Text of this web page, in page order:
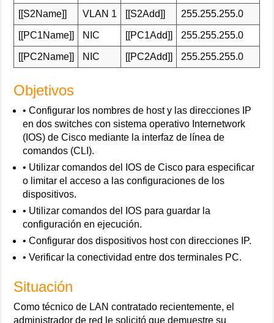
[[S2Name]] VLAN 1 [[S2Add]] 255.255.255.0
[[PC1Name]] NIC [[PC1Add]] 255.255.255.0
[[PC2Name]] NIC [[PC2Add]] 255.255.255.0
Objetivos
• Configurar los nombres de host y las direcciones IP
en dos switches con sistema operativo Internetwork
(IOS) de Cisco mediante la interfaz de línea de
comandos (CLI).
• Utilizar comandos del IOS de Cisco para especificar
o limitar el acceso a las configuraciones de los
dispositivos.
• Utilizar comandos del IOS para guardar la
configuración en ejecución.
• Configurar dos dispositivos host con direcciones IP.
• Verificar la conectividad entre dos terminales PC.
Situación
Como técnico de LAN contratado recientemente, el
administrador de red le solicitó que demuestre su